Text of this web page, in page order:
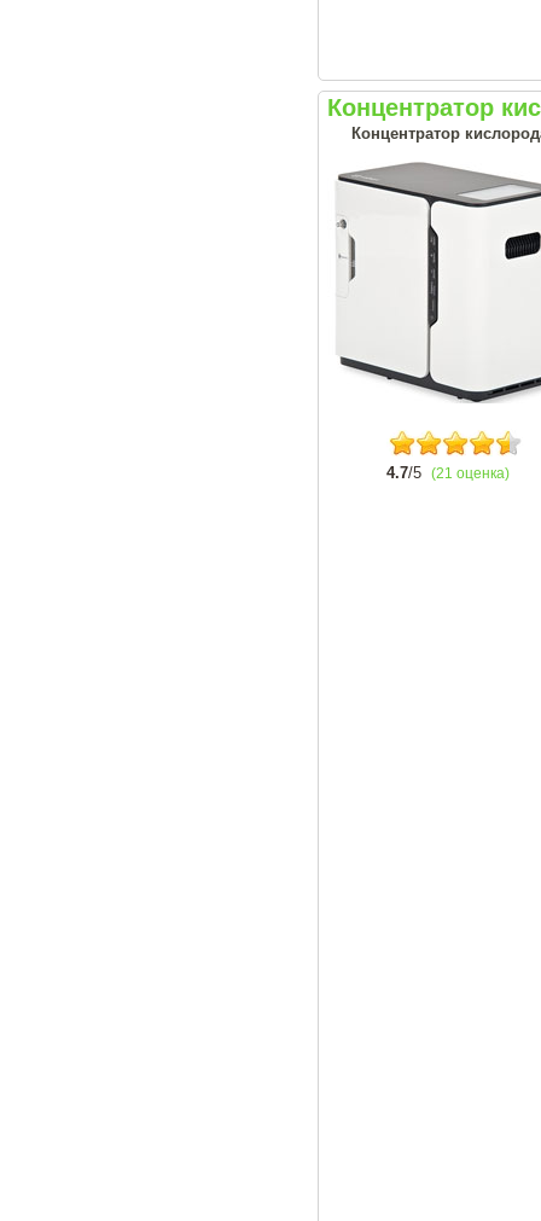
Концентратор
Концентратор
4.7/5 (21 оценка)